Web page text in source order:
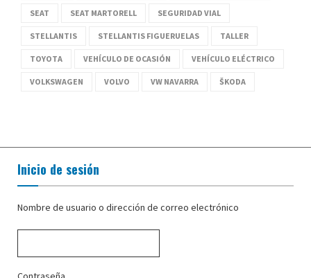
SEAT SEAT MARTORELL SEGURIDAD VIAL
STELLANTIS STELLANTIS FIGUERUELAS TALLER
TOYOTA VEHÍCULO DE OCASIÓN VEHÍCULO ELÉCTRICO
VOLKSWAGEN VOLVO VW NAVARRA ŠKODA
Inicio de sesión
Nombre de usuario o dirección de correo electrónico